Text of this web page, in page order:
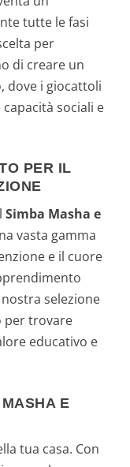
tutte le fasi
per
di creare un
dove i giocattoli
sociali e
PER IL
Simba Masha e
vasta gamma
e il cuore
selezione
per trovare
educativo e
E
tua casa. Con